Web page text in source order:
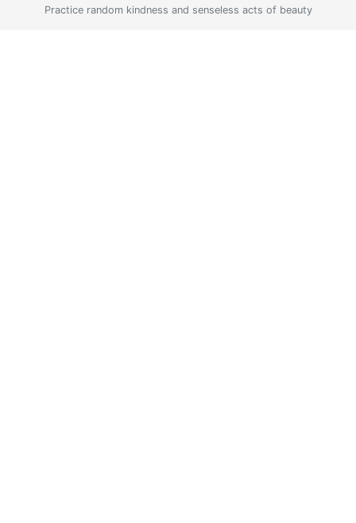
Practice random kindness and senseless acts of beauty